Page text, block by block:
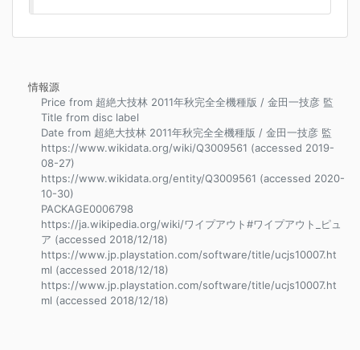
情報源
Price from 超絶大技林 2011年秋完全全機種版 / 金田一技彦 監
Title from disc label
Date from 超絶大技林 2011年秋完全全機種版 / 金田一技彦 監
https://www.wikidata.org/wiki/Q3009561 (accessed 2019-
08-27)
https://www.wikidata.org/entity/Q3009561 (accessed 2020-
10-30)
PACKAGE0006798
https://ja.wikipedia.org/wiki/ワイプアウト#ワイプアウト_ピュ
ア (accessed 2018/12/18)
https://www.jp.playstation.com/software/title/ucjs10007.ht
ml (accessed 2018/12/18)
https://www.jp.playstation.com/software/title/ucjs10007.ht
ml (accessed 2018/12/18)